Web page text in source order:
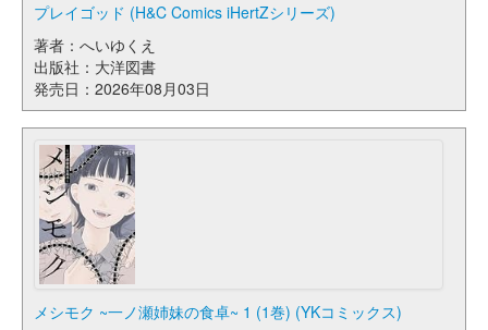
プレイゴッド (H&C Comics iHertZシリーズ)
著者：へいゆくえ
出版社：大洋図書
発売日：2026年08月03日
メシモク ~一ノ瀬姉妹の食卓~ 1 (1巻) (YKコミックス)